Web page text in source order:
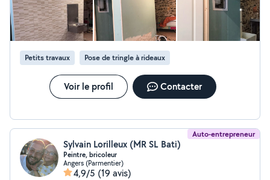
Petits travaux Pose de tringle à rideaux
Voir le profil Contacter
Auto-entrepreneur
Sylvain Lorilleux (MR SL Bati)
Peintre, bricoleur
Angers (Parmentier)
4,9/5 (19 avis)